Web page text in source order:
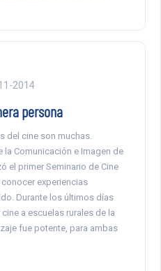
2014
persona
del cine son muchas.
la Comunicación e Imagen de
el primer Seminario de Cine
experiencias
Durante los últimos días
a escuelas rurales de la
fue potente, para ambas